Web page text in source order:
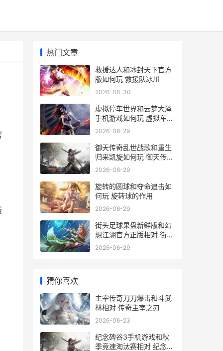
热门文章
救援达人和冰封天下官方
版如何玩 救援队冰川
2026-06-30
虚拟停车世界和云梦大泽
手机游戏如何玩 虚拟车位
套路
2026-06-29
御天传奇乱世战歌和重生
归来凯旋如何玩 御天传奇
攻略
2026-06-29
旋转的圆球和夺命追击如
何玩 旋转球的作用
2026-06-29
街头足球果盘新鲜版和幻
想江湖官方正版相对 街头
足球百科
2026-06-29
猜你喜欢
主宰传奇刀刀爆击和斗武
林相对 传奇主宰之刃
2026-06-23
纪念碑谷3手机游戏和秋
季竞速淘汰赛相对 纪念碑